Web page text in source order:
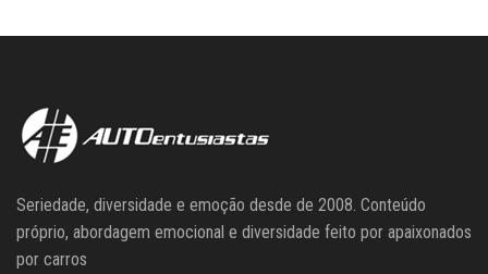
Seriedade, diversidade e emoção desde de 2008. Conteúdo
próprio, abordagem emocional e diversidade feito por apaixonados
por carros